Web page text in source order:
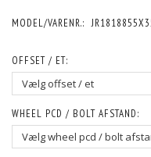
MODEL/VARENR.:
OFFSET / ET:
WHEEL PCD / BOLT AFSTAND: